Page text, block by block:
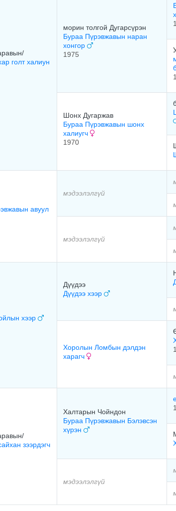
голт халиун
морин толгой Дугарсүрэн
Бураа Пүрэвжавын наран
хонгор
1975
Шонх Дугаржав
Бураа Пүрэвжавын шонх
халиугч
1970
авуул
мэдээлэлгүй
мэдээлэлгүй
хээр
Дүүдээ
Дүүдээ хээр
Хоролын Ломбын дэлдэн
харагч
зээрдэгч
Халтарын Чойндон
Бураа Пүрэвжавын Бэлэвсэн
хүрэн
мэдээлэлгүй